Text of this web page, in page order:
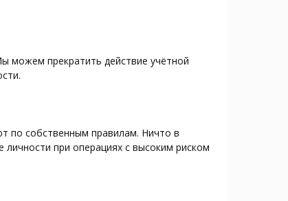
можем прекратить действие учётной
по собственным правилам. Ничто в
при операциях с высоким риском